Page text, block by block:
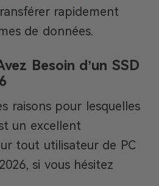
rapidement
de données.
Besoin d’un SSD
raisons pour lesquelles
un excellent
tout utilisateur de PC
si vous hésitez